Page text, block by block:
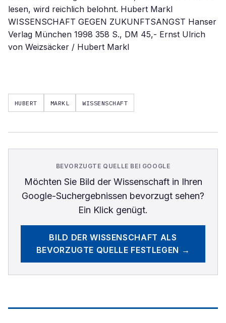
lesen, wird reichlich belohnt. Hubert Markl
WISSENSCHAFT GEGEN ZUKUNFTSANGST Hanser
Verlag München 1998 358 S., DM 45,- Ernst Ulrich
von Weizsäcker / Hubert Markl
HUBERT MARKL WISSENSCHAFT
BEVORZUGTE QUELLE BEI GOOGLE
Möchten Sie Bild der Wissenschaftin Ihren
Google-Suchergebnissen bevorzugt sehen?
Ein Klick genügt.
BILD DER WISSENSCHAFT ALS
BEVORZUGTE QUELLE FESTLEGEN →